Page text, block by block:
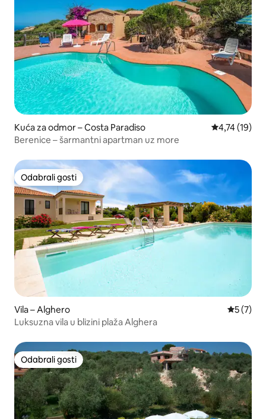
Kuća za odmor – Costa Paradiso Prosječna
4,74 (19)
Berenice – šarmantni apartman uz more
Odabrali gosti
Odabrali gosti
Vila – Alghero
5 (7)
Luksuzna vila u blizini plaža Alghera
Odabrali gosti
Odabrali gosti